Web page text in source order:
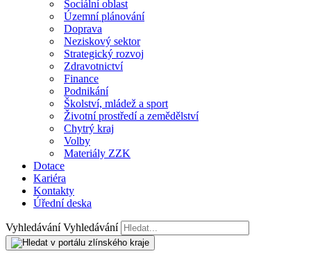
Sociální oblast
Územní plánování
Doprava
Neziskový sektor
Strategický rozvoj
Zdravotnictví
Finance
Podnikání
Školství, mládež a sport
Životní prostředí a zemědělství
Chytrý kraj
Volby
Materiály ZZK
Dotace
Kariéra
Kontakty
Úřední deska
Vyhledávání Vyhledávání